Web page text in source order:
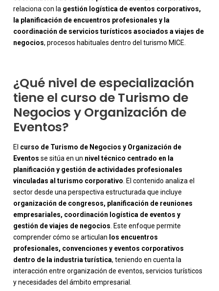
relaciona con la gestión logística de eventos corporativos,
la planificación de encuentros profesionales y la
coordinación de servicios turísticos asociados a viajes de
negocios, procesos habituales dentro del turismo MICE.
¿Qué nivel de especialización
tiene el curso de Turismo de
Negocios y Organización de
Eventos?
El curso de Turismo de Negocios y Organización de
Eventos se sitúa en un nivel técnico centrado en la
planificación y gestión de actividades profesionales
vinculadas al turismo corporativo . El contenido analiza el
sector desde una perspectiva estructurada que incluye
organización de congresos, planificación de reuniones
empresariales, coordinación logística de eventos y
gestión de viajes de negocios . Este enfoque permite
comprender cómo se articulan los encuentros
profesionales, convenciones y eventos corporativos
dentro de la industria turística, teniendo en cuenta la
interacción entre organización de eventos, servicios turísticos
y necesidades del ámbito empresarial.
-